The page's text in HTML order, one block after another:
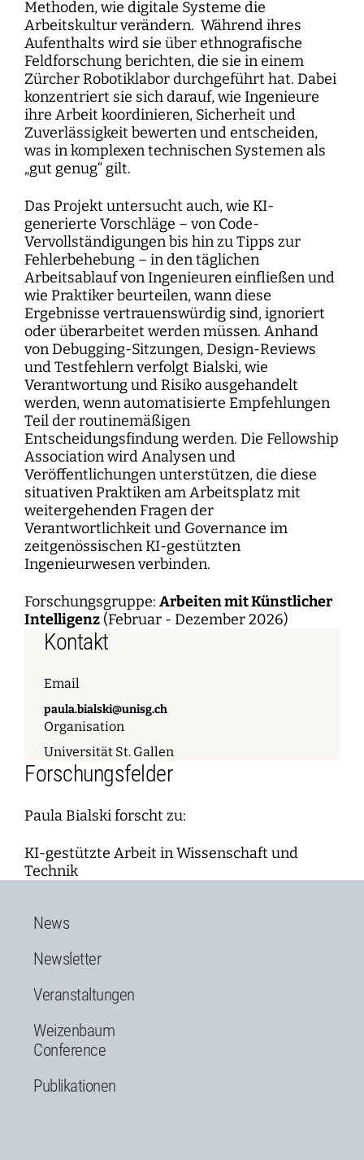
Methoden, wie digitale Systeme die
Arbeitskultur verändern. Während ihres
Aufenthalts wird sie über ethnografische
Feldforschung berichten, die sie in einem
Zürcher Robotiklabor durchgeführt hat. Dabei
konzentriert sie sich darauf, wie Ingenieure
ihre Arbeit koordinieren, Sicherheit und
Zuverlässigkeit bewerten und entscheiden,
was in komplexen technischen Systemen als
„gut genug“ gilt.
Das Projekt untersucht auch, wie KI-
generierte Vorschläge – von Code-
Vervollständigungen bis hin zu Tipps zur
Fehlerbehebung – in den täglichen
Arbeitsablauf von Ingenieuren einfließen und
wie Praktiker beurteilen, wann diese
Ergebnisse vertrauenswürdig sind, ignoriert
oder überarbeitet werden müssen. Anhand
von Debugging-Sitzungen, Design-Reviews
und Testfehlern verfolgt Bialski, wie
Verantwortung und Risiko ausgehandelt
werden, wenn automatisierte Empfehlungen
Teil der routinemäßigen
Entscheidungsfindung werden. Die Fellowship
Association wird Analysen und
Veröffentlichungen unterstützen, die diese
situativen Praktiken am Arbeitsplatz mit
weitergehenden Fragen der
Verantwortlichkeit und Governance im
zeitgenössischen KI-gestützten
Ingenieurwesen verbinden.
Forschungsgruppe: Arbeiten mit Künstlicher
Intelligenz (Februar - Dezember 2026)
Kontakt
Email
paula.bialski@unisg.ch
Organisation
Universität St. Gallen
Forschungsfelder
Paula Bialski forscht zu:
KI-gestützte Arbeit in Wissenschaft und
Technik
News
Newsletter
Veranstaltungen
Weizenbaum
Conference
Publikationen